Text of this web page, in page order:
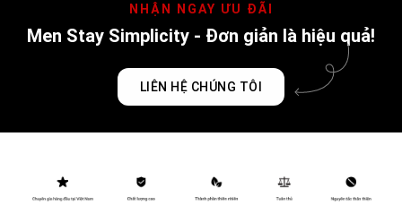
NHẬN NGAY ƯU ĐÃI
Men Stay Simplicity - Đơn giản là hiệu quả!
LIÊN HỆ CHÚNG TÔI